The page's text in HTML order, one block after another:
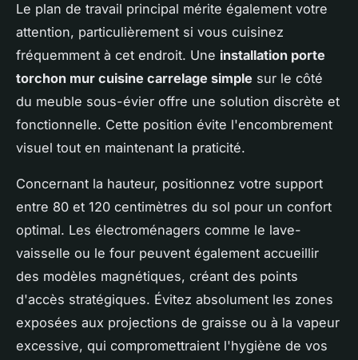
Le plan de travail principal mérite également votre
attention, particulièrement si vous cuisinez
fréquemment à cet endroit. Une installation porte
torchon mur cuisine carrelage simple sur le côté
du meuble sous-évier offre une solution discrète et
fonctionnelle. Cette position évite l'encombrement
visuel tout en maintenant la praticité.
Concernant la hauteur, positionnez votre support
entre 80 et 120 centimètres du sol pour un confort
optimal. Les électroménagers comme le lave-
vaisselle ou le four peuvent également accueillir
des modèles magnétiques, créant des points
d'accès stratégiques. Évitez absolument les zones
exposées aux projections de graisse ou à la vapeur
excessive, qui compromettraient l'hygiène de vos